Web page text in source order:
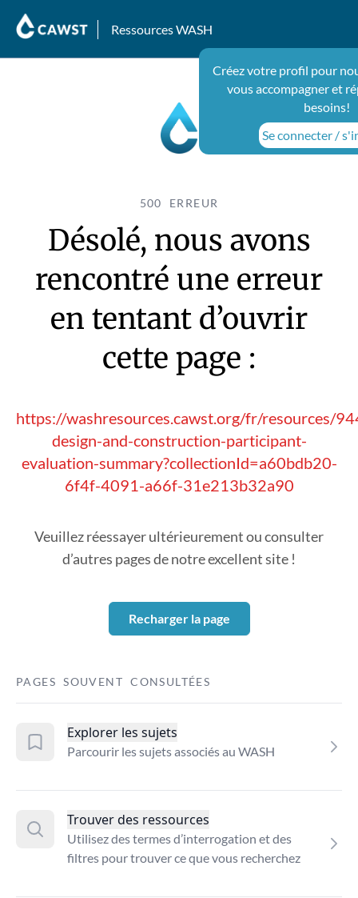
Ressources WASH
Créez votre profil pour
vous accompagner et
besoins!
Se connecter /
500 ERREUR
Désolé, nous avons
rencontré une erreur
en tentant d’ouvrir
cette page :
https://washresources.cawst.org/fr/resources/
design-and-construction-participant-
evaluation-summary?collectionId=a60bdb20-
6f4f-4091-a66f-31e213b32a90
Veuillez réessayer ultérieurement ou consulter
d’autres pages de notre excellent site !
Recharger la page
PAGES SOUVENT CONSULTÉES
Explorer les sujets
Parcourir les sujets associés au WASH
Trouver des ressources
Utilisez des termes d’interrogation et des
filtres pour trouver ce que vous recherchez